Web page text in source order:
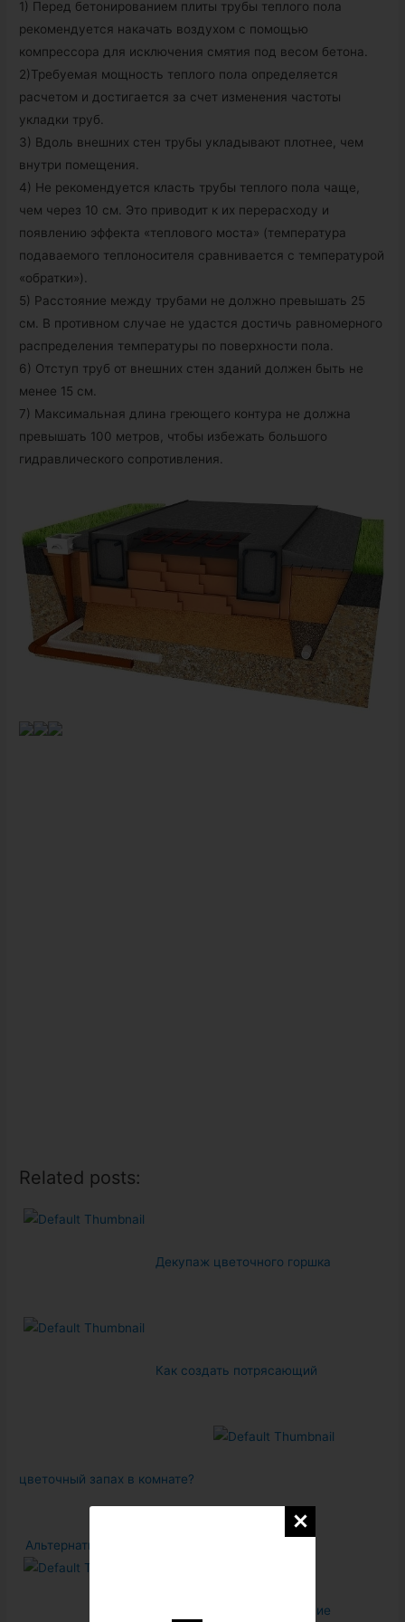
1) Перед бетонированием плиты трубы теплого пола
рекомендуется накачать воздухом с помощью
компрессора для исключения смятия под весом бетона.
2)Требуемая мощность теплого пола определяется
расчетом и достигается за счет изменения частоты
укладки труб.
3) Вдоль внешних стен трубы укладывают плотнее, чем
внутри помещения.
4) Не рекомендуется класть трубы теплого пола чаще,
чем через 10 см. Это приводит к их перерасходу и
появлению эффекта «теплового моста» (температура
подаваемого теплоносителя сравнивается с температурой
«обратки»).
5) Расстояние между трубами не должно превышать 25
см. В противном случае не удастся достичь равномерного
распределения температуры по поверхности пола.
6) Отступ труб от внешних стен зданий должен быть не
менее 15 см.
7) Максимальная длина греющего контура не должна
превышать 100 метров, чтобы избежать большого
гидравлического сопротивления.
Related posts:
Декупаж цветочного горшка
Как создать потрясающий
цветочный запах в комнате?
Альтернативные способы чистки ковров
Автономное водоснабжение